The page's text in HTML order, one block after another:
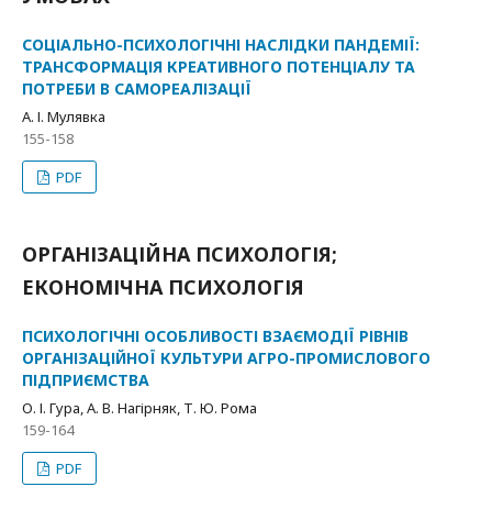
СОЦІАЛЬНО-ПСИХОЛОГІЧНІ НАСЛІДКИ ПАНДЕМІЇ:
ТРАНСФОРМАЦІЯ КРЕАТИВНОГО ПОТЕНЦІАЛУ ТА
ПОТРЕБИ В САМОРЕАЛІЗАЦІЇ
А. І. Мулявка
155-158
PDF
ОРГАНІЗАЦІЙНА ПСИХОЛОГІЯ;
ЕКОНОМІЧНА ПСИХОЛОГІЯ
ПСИХОЛОГІЧНІ ОСОБЛИВОСТІ ВЗАЄМОДІЇ РІВНІВ
ОРГАНІЗАЦІЙНОЇ КУЛЬТУРИ АГРО-ПРОМИСЛОВОГО
ПІДПРИЄМСТВА
О. І. Гура, А. В. Нагірняк, Т. Ю. Рома
159-164
PDF